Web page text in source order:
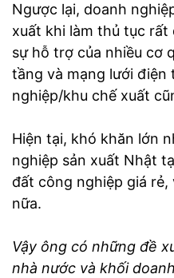
Ngược lại, doanh
xuất khi làm thủ tục rất
sự hỗ trợ của nhiều cơ
tầng và mạng lưới điện
nghiệp/khu chế xuất
Hiện tại, khó khăn lớn
nghiệp sản xuất Nhật
đất công nghiệp giá
nữa.
Vậy ông có những đề
nhà nước và khối